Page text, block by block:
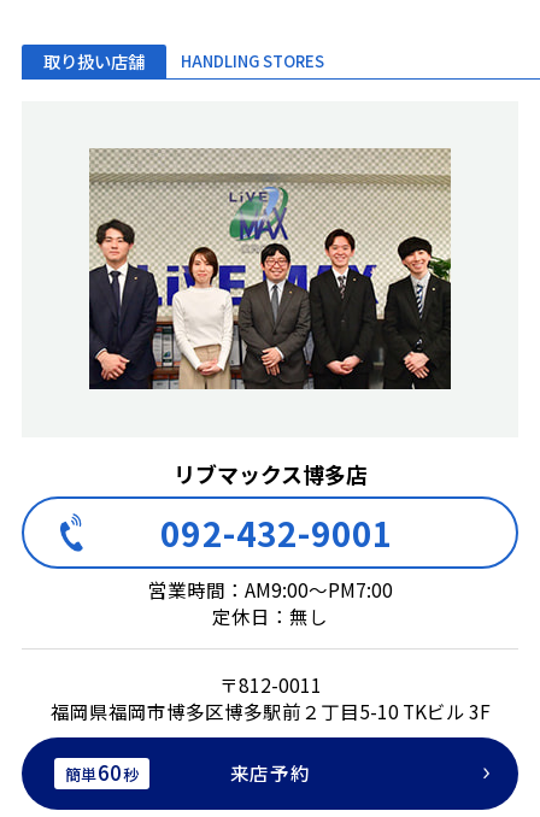
取り扱い店舗 HANDLING STORES
リブマックス博多店
092-432-9001
営業時間：AM9:00～PM7:00
定休日：無し
〒812-0011
福岡県福岡市博多区博多駅前２丁目5-10 TKビル 3F
簡単60秒 来店予約